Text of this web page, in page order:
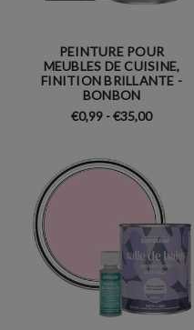
PEINTURE POUR
MEUBLES DE CUISINE,
FINITION BRILLANTE -
BONBON
€0,99 - €35,00